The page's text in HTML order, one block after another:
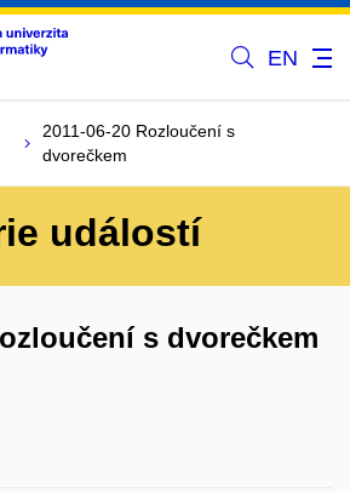
EN
2011-06-20 Rozloučení s
dvorečkem
událostí
s dvorečkem